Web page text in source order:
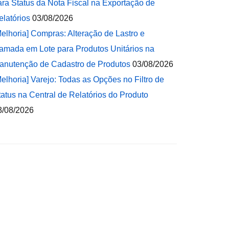
Status da Nota Fiscal na Exportação de
03/08/2026
Compras: Alteração de Lastro e
em Lote para Produtos Unitários na
de Cadastro de Produtos 03/08/2026
Varejo: Todas as Opções no Filtro de
na Central de Relatórios do Produto
08/2026